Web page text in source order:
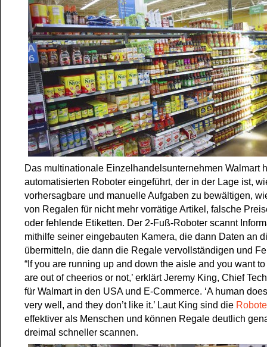
Das multinationale Einzelhandelsunternehmen Walmart
automatisierten Roboter eingeführt, der in der Lage ist,
vorhersagbare und manuelle Aufgaben zu bewältigen,
von Regalen für nicht mehr vorrätige Artikel, falsche
oder fehlende Etiketten. Der 2-Fuß-Roboter scannt
mithilfe seiner eingebauten Kamera, die dann Daten an
übermitteln, die dann die Regale vervollständigen und
“If you are running up and down the aisle and you want
are out of cheerios or not,’ erklärt Jeremy King, Chief
für Walmart in den USA und E-Commerce. ‘A human
very well, and they don’t like it.’ Laut King sind die
effektiver als Menschen und können Regale deutlich
dreimal schneller scannen.